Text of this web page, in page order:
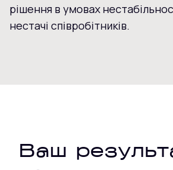
рішення в умовах
нестачі співробітників.
Ваш